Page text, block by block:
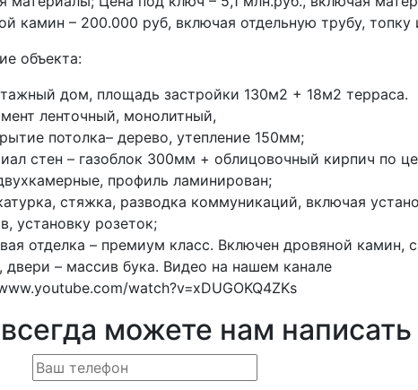
камин – 200.000 руб, включая отдельную трубу, топку
объекта:
дом, площадь застройки 130м2 + 18м2 терраса.
ленточный, монолитный,
потолка– дерево, утепление 150мм;
стен – газоблок 300мм + облицовочный кирпич по
профиль ламинирован;
стяжка, разводка коммуникаций, включая
установку розеток;
отделка – премиум класс. Включен дровяной камин,
двери – массив бука. Видео на нашем канале
watch?v=xDUGOKQ4ZKs
можете нам написать